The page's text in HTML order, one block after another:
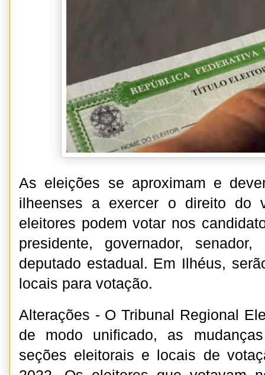
As eleições se aproximam e
ilheenses a exercer o direito do
eleitores podem votar nos
presidente, governador,
deputado estadual. Em Ilhéus,
locais para votação.
Alterações - O Tribunal Regional
de modo unificado, as
seções eleitorais e locais de